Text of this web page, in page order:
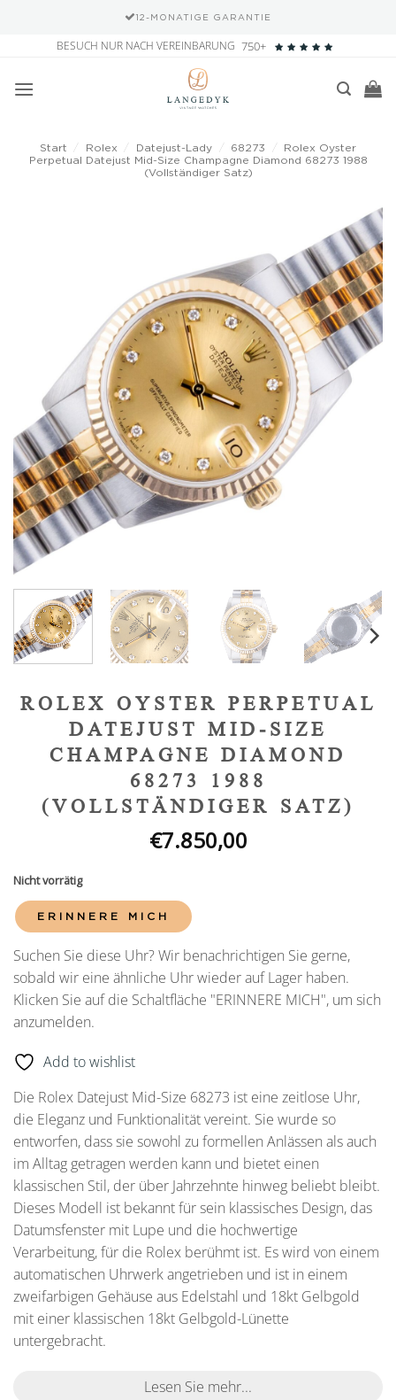
12-MONATIGE GARANTIE
springen
BESUCH NUR NACH VEREINBARUNG 750+
Start Rolex Datejust-Lady 68273
Rolex Oyster
Perpetual Datejust Mid-Size Champagne Diamond 68273 1988
(Vollständiger Satz)
Add to
wishlist
ROLEX OYSTER PERPETUAL
DATEJUST MID-SIZE
CHAMPAGNE DIAMOND
68273 1988
(VOLLSTÄNDIGER SATZ)
€7.850,00
Nicht vorrätig
ERINNERE MICH
Suchen Sie diese Uhr? Wir benachrichtigen Sie gerne,
sobald wir eine ähnliche Uhr wieder auf Lager haben.
Klicken Sie auf die Schaltfläche "ERINNERE MICH", um sich
anzumelden.
Add to wishlist
Die Rolex Datejust Mid-Size 68273 ist eine zeitlose Uhr,
die Eleganz und Funktionalität vereint. Sie wurde so
entworfen, dass sie sowohl zu formellen Anlässen als auch
im Alltag getragen werden kann und bietet einen
klassischen Stil, der über Jahrzehnte hinweg beliebt bleibt.
Dieses Modell ist bekannt für sein klassisches Design, das
Datumsfenster mit Lupe und die hochwertige
Verarbeitung, für die Rolex berühmt ist. Es wird von einem
automatischen Uhrwerk angetrieben und ist in einem
zweifarbigen Gehäuse aus Edelstahl und 18kt Gelbgold
mit einer klassischen 18kt Gelbgold-Lünette
untergebracht.
Lesen Sie mehr...